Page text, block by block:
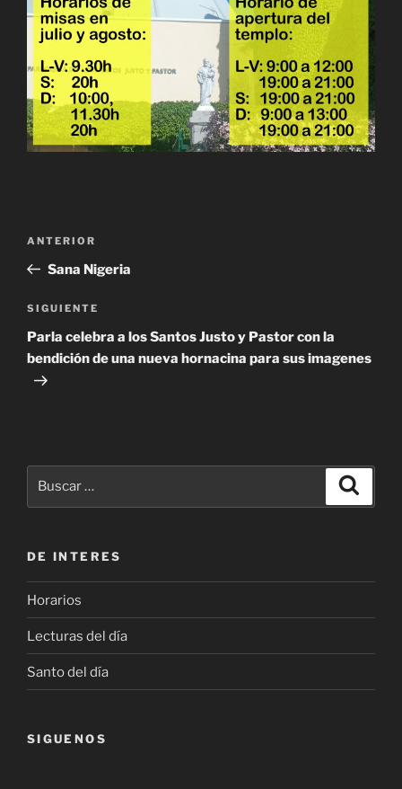
entradas
Entrada
anterior:
ANTERIOR
Sana Nigeria
Siguiente
entrada
SIGUIENTE
Parla celebra a los Santos Justo y Pastor con la
bendición de una nueva hornacina para sus imagenes
DE INTERES
Horarios
Lecturas del día
Santo del día
SIGUENOS